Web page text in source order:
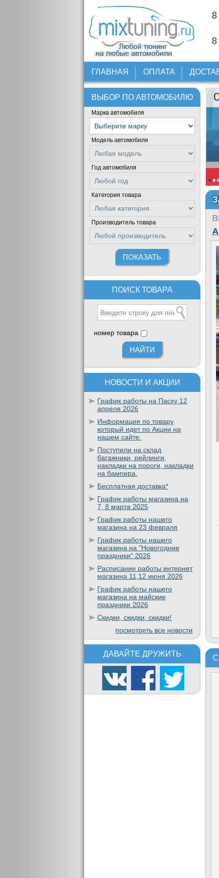
ГЛАВНАЯ ОПЛАТА
ВЫБОР ПО АВТОМОБИЛЮ
Марка автомобиля
Модель автомобиля
Год автомобиля
Категория товара
Производитель товара
ПОИСК ТОВАРА
номер товара
НОВОСТИ И АКЦИИ
График работы на Пасху 12
апреля 2026
Информация по товару
который идет по Акции на
нашем сайте.
Поступили на склад
багажники, рейлинги,
накладки на пороги, накладки
на бампера.
Бесплатная доставка*
График работы магазина на
7, 8 марта 2025
График работы нашего
магазина на 23 февраля
График работы нашего
магазина на "Новогодние
праздники" 2026
Расписание работы интернет
магазина 11,12 июня 2026
График работы нашего
магазина на майские
праздники 2026
Скидки, скидки, скидки!
посмотреть все новости
ДАВАЙТЕ ДРУЖИТЬ